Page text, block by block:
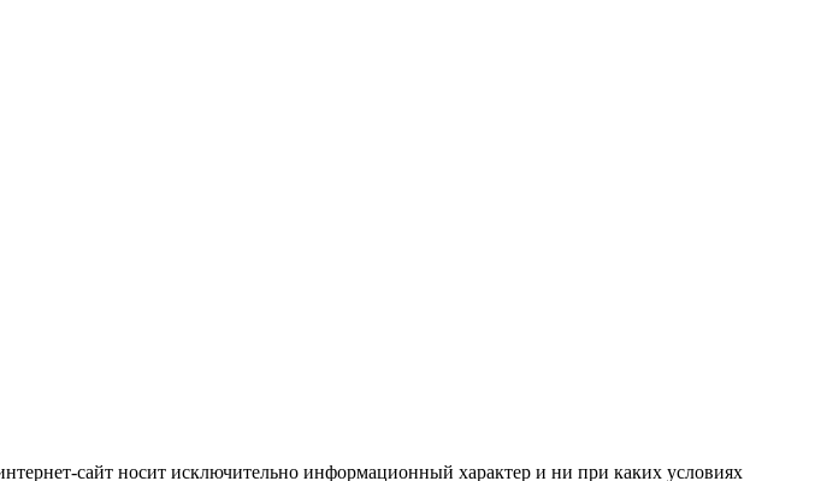
сайт носит исключительно информационный характер и ни при каких условиях